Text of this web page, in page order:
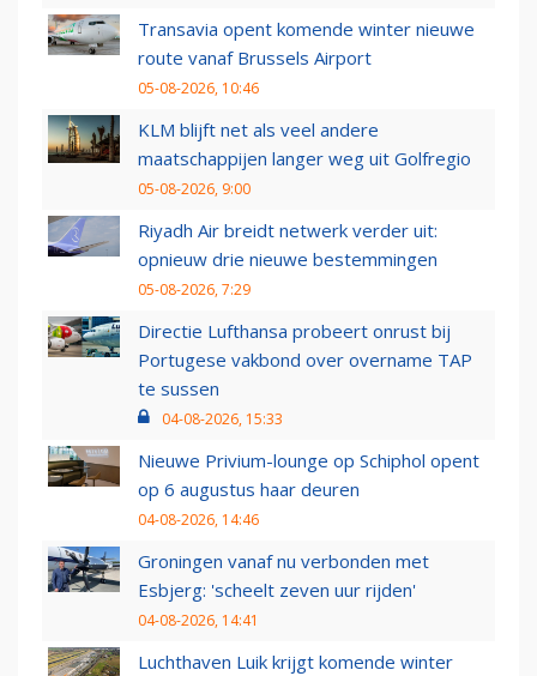
Transavia opent komende winter nieuwe
route vanaf Brussels Airport
05-08-2026, 10:46
KLM blijft net als veel andere
maatschappijen langer weg uit Golfregio
05-08-2026, 9:00
Riyadh Air breidt netwerk verder uit:
opnieuw drie nieuwe bestemmingen
05-08-2026, 7:29
Directie Lufthansa probeert onrust bij
Portugese vakbond over overname TAP
te sussen
04-08-2026, 15:33
Nieuwe Privium-lounge op Schiphol opent
op 6 augustus haar deuren
04-08-2026, 14:46
Groningen vanaf nu verbonden met
Esbjerg: 'scheelt zeven uur rijden'
04-08-2026, 14:41
Luchthaven Luik krijgt komende winter